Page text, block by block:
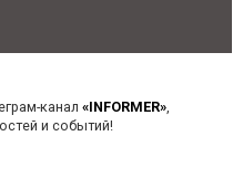
канал «INFORMER»,
и событий!